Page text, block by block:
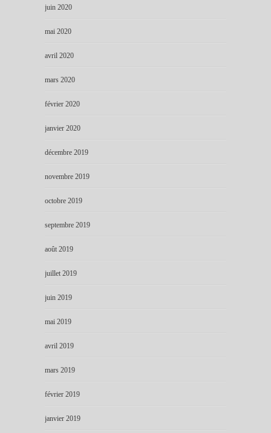
juin 2020
mai 2020
avril 2020
mars 2020
février 2020
janvier 2020
décembre 2019
novembre 2019
octobre 2019
septembre 2019
août 2019
juillet 2019
juin 2019
mai 2019
avril 2019
mars 2019
février 2019
janvier 2019